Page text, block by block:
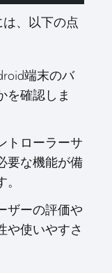
、以下の点
端末のバ
を確認しま
トローラーサ
要な機能が備
ザーの評価や
や使いやすさ